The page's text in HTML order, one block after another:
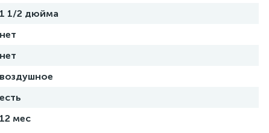
1 1/2 дюйма
нет
нет
воздушное
есть
12 мес